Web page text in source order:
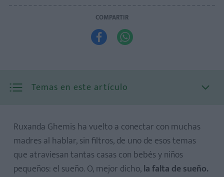
COMPARTIR
 
Temas en este artículo
Ruxanda Ghemis ha vuelto a conectar con muchas
madres al hablar, sin filtros, de uno de esos temas
que atraviesan tantas casas con bebés y niños
pequeños: el sueño. O, mejor dicho,la falta de sueño.